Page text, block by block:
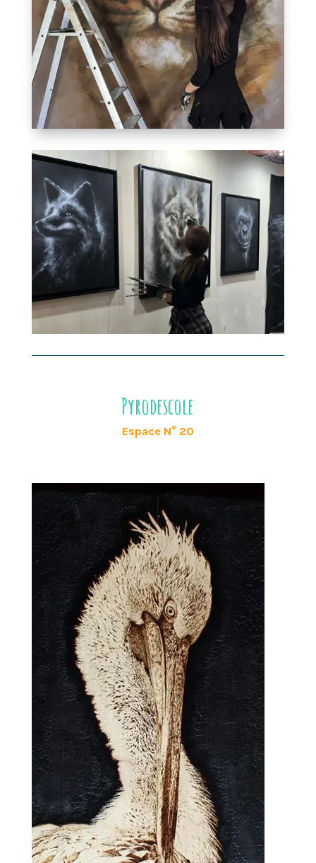
Pyrodescole
Espace N° 20